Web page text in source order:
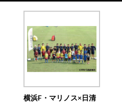
横浜F・マリノス×日清